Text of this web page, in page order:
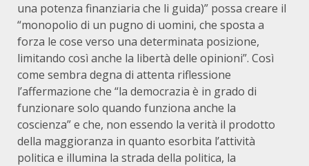
una potenza finanziaria che li guida)” possa creare il
“monopolio di un pugno di uomini, che sposta a
forza le cose verso una determinata posizione,
limitando così anche la libertà delle opinioni”. Così
come sembra degna di attenta riflessione
l’affermazione che “la democrazia è in grado di
funzionare solo quando funziona anche la
coscienza” e che, non essendo la verità il prodotto
della maggioranza in quanto esorbita l’attività
politica e illumina la strada della politica, la